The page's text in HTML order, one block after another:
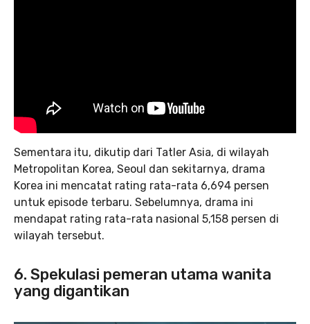
Sementara itu, dikutip dari Tatler Asia, di wilayah
Metropolitan Korea, Seoul dan sekitarnya, drama
Korea ini mencatat rating rata-rata 6,694 persen
untuk episode terbaru. Sebelumnya, drama ini
mendapat rating rata-rata nasional 5,158 persen di
wilayah tersebut.
6. Spekulasi pemeran utama wanita
yang digantikan